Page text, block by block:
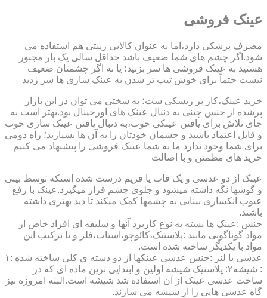
عینک فروشی
مصرف پزشکی دارد،اما به عنوان کالایی زینتی هم استفاده می
شود.اگر چشم های شما ضعیف باشد حداقل سالی یک بار مجبور
هستید به عینک فروشی ها سر بزنید؛ یا نه اگر چشمتان ضعیف
نیست حتماً برای خوش تیپ تر شدن به عینک سازی ها سر زدید
خرید عینک،کار پر ریسکی ست؛ به سختی می توان در این بازار
پرشده از جنس چینی به دنبال عینک های اورجینال بود.بهتر است به
جای تلاش برای یافتن عینکی خوب،به دنبال یافتن عینک سازی خوب
و قابل اعتماد باشید و چشمان خودتان را به آن ها بسپارید؛ راه دومی
برای شما وجود ندارد ما به شما عینک فروشی را پیشنهاد می کنیم
خرید های مطمئن و با اصالت
عینک از دو عدسی و یک قاب یا فریم درست شده استکه توسط بینی
و گوشها نگه داشته میشود و جلوی چشم قرار میگیرد.عینک با رفع
عیوب انکساری بینایی به چشمها کمک میکند تا دید بهتری داشته
باشند.
جنس :عینک ها بسته به نوع کاربرد آنها و سلیقه ای افراد خاص از
مواد گوناگونی مانند :پلاستیک،کائوچو،استات،فلز و یا ترکیب این
مواد با یکدیگر ساخته شده است.
عدسی یا لنز :جنس عدسی عینکها از دو دسته ی کلی ساخته شده :۱
: شیشه۲: پلاستیک شیشه اولین و ابندایی ترین ماده ای که در
ساخت عدسی عینک از آن استفاده شد شیشه است.البته امروزه نیز
گاه عدسی هایی را از شیشه می سازند.